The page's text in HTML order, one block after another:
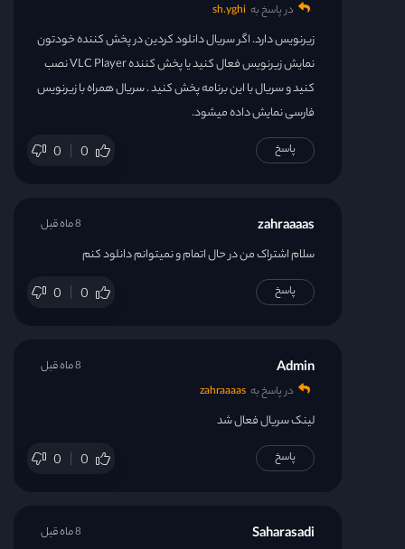
در پاسخ به sh.yghi
زیرنویس دارد. اگر سریال دانلود کردین در پخش کننده خودتون
نمایش زیرنویس فعال کنید یا پخش کننده VLC Player نصب
کنید و سریال با این برنامه پخش کنید . سریال همراه با زیرنویس
فارسی نمایش داده میشود.
0 0 پاسخ
zahraaaas
سلام اشتراک من در حال اتمام و نمیتوانم دانلود کنم
0 0
8 ماه قبل
پاسخ
Admin
در پاسخ به zahraaaas
لینک سریال فعال شد
0 0
8 ماه قبل
پاسخ
Saharasadi 8 ماه قبل